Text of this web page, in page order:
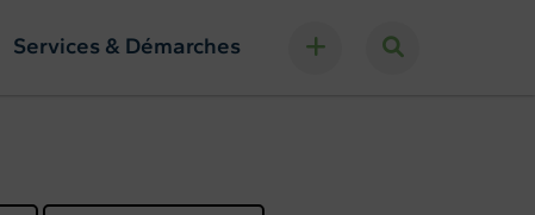
Services & Démarches